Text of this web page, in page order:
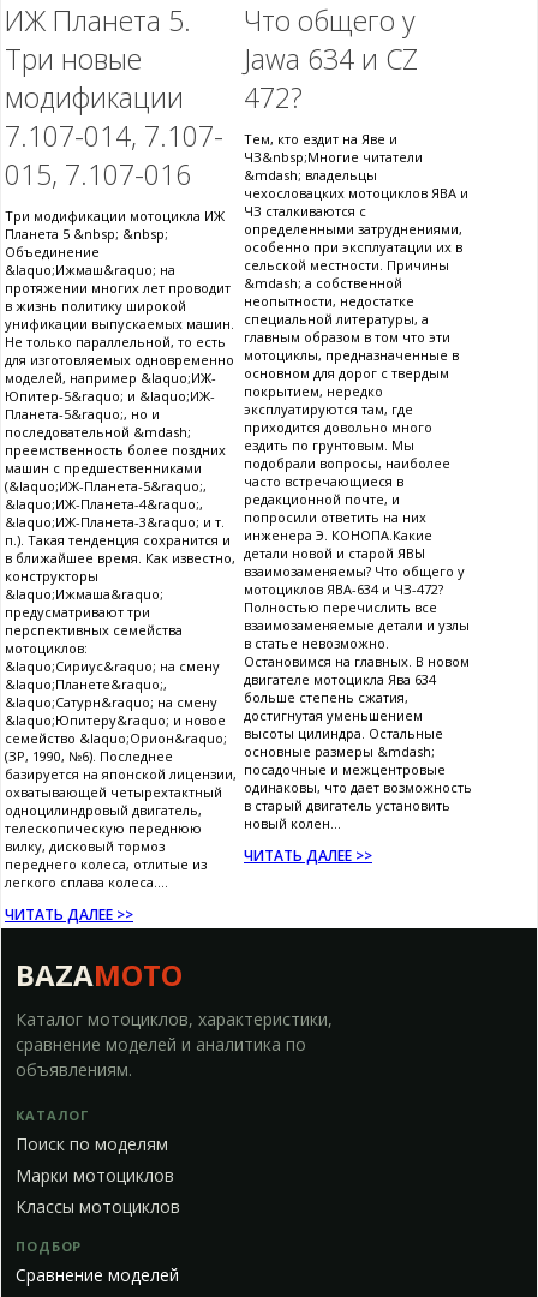
ИЖ Планета 5.
Три новые
модификации
7.107-014, 7.107-
015, 7.107-016
Три модификации мотоцикла ИЖ
Планета 5 &nbsp; &nbsp;
Объединение
&laquo;Ижмаш&raquo; на
протяжении многих лет проводит
в жизнь политику широкой
унификации выпускаемых машин.
Не только параллельной, то есть
для изготовляемых одновременно
моделей, например &laquo;ИЖ-
Юпитер-5&raquo; и &laquo;ИЖ-
Планета-5&raquo;, но и
последовательной &mdash;
преемственность более поздних
машин с предшественниками
(&laquo;ИЖ-Планета-5&raquo;,
&laquo;ИЖ-Планета-4&raquo;,
&laquo;ИЖ-Планета-3&raquo; и т.
п.). Такая тенденция сохранится и
в ближайшее время. Как известно,
конструкторы
&laquo;Ижмаша&raquo;
предусматривают три
перспективных семейства
мотоциклов:
&laquo;Сириус&raquo; на смену
&laquo;Планете&raquo;,
&laquo;Сатурн&raquo; на смену
&laquo;Юпитеру&raquo; и новое
семейство &laquo;Орион&raquo;
(ЗР, 1990, №6). Последнее
базируется на японской лицензии,
охватывающей четырехтактный
одноцилиндровый двигатель,
телескопическую переднюю
вилку, дисковый тормоз
переднего колеса, отлитые из
легкого сплава колеса....
ЧИТАТЬ ДАЛЕЕ >>
Что общего у
Jawa 634 и CZ
472?
Тем, кто ездит на Яве и
ЧЗ&nbsp;Многие читатели
&mdash; владельцы
чехословацких мотоциклов ЯВА и
ЧЗ сталкиваются с
определенными затруднениями,
особенно при эксплуатации их в
сельской местности. Причины
&mdash; а собственной
неопытности, недостатке
специальной литературы, а
главным образом в том что эти
мотоциклы, предназначенные в
основном для дорог с твердым
покрытием, нередко
эксплуатируются там, где
приходится довольно много
ездить по грунтовым. Мы
подобрали вопросы, наиболее
часто встречающиеся в
редакционной почте, и
попросили ответить на них
инженера Э. КОНОПА.Какие
детали новой и старой ЯВЫ
взаимозаменяемы? Что общего у
мотоциклов ЯВА-634 и ЧЗ-472?
Полностью перечислить все
взаимозаменяемые детали и узлы
в статье невозможно.
Остановимся на главных. В новом
двигателе мотоцикла Ява 634
больше степень сжатия,
достигнутая уменьшением
высоты цилиндра. Остальные
основные размеры &mdash;
посадочные и межцентровые
одинаковы, что дает возможность
в старый двигатель установить
новый колен...
ЧИТАТЬ ДАЛЕЕ >>
BAZAMOTO
Каталог мотоциклов, характеристики,
сравнение моделей и аналитика по
объявлениям.
КАТАЛОГ
Поиск по моделям
Марки мотоциклов
Классы мотоциклов
ПОДБОР
Сравнение моделей